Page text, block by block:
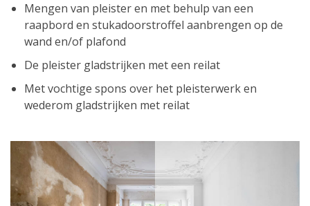
Mengen van pleister en met behulp van een
raapbord en stukadoorstroffel aanbrengen op de
wand en/of plafond
De pleister gladstrijken met een reilat
Met vochtige spons over het pleisterwerk en
wederom gladstrijken met reilat